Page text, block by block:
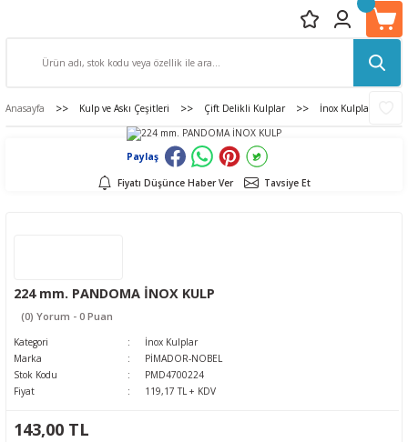
Anasayfa Kulp ve Askı Çeşitleri Çift Delikli Kulplar İnox Kulplar
Paylaş
Fiyatı Düşünce Haber Ver Tavsiye Et
224 mm. PANDOMA İNOX KULP
(0) Yorum - 0 Puan
Kategori
İnox Kulplar
Marka
PİMADOR-NOBEL
Stok Kodu
PMD4700224
Fiyat
119,17 TL + KDV
143,00 TL